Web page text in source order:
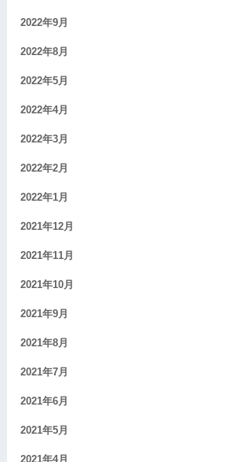
2022年9月
2022年8月
2022年5月
2022年4月
2022年3月
2022年2月
2022年1月
2021年12月
2021年11月
2021年10月
2021年9月
2021年8月
2021年7月
2021年6月
2021年5月
2021年4月